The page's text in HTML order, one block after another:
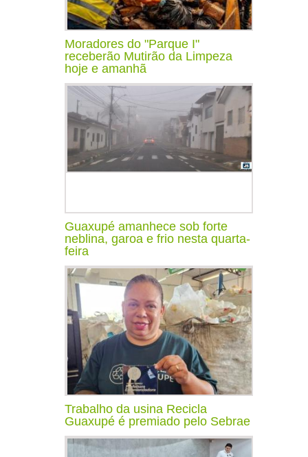
Moradores do "Parque I"
receberão Mutirão da Limpeza
hoje e amanhã
Guaxupé amanhece sob forte
neblina, garoa e frio nesta quarta-
feira
Trabalho da usina Recicla
Guaxupé é premiado pelo Sebrae